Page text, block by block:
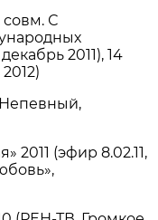
совм. С
2011), 14
2011 (эфир 8.02.11,